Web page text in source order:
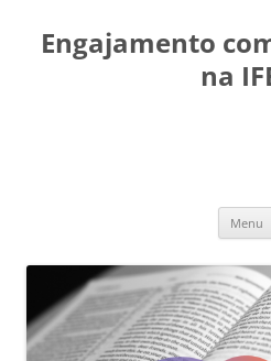
Engajamento
na
Menu